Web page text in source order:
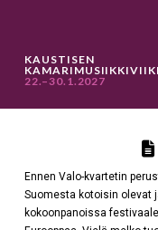
KAUSTISEN
22.–30.1.2027
Ennen Valo-kvartetin
Suomesta kotoisin olevat
kokoonpanoissa